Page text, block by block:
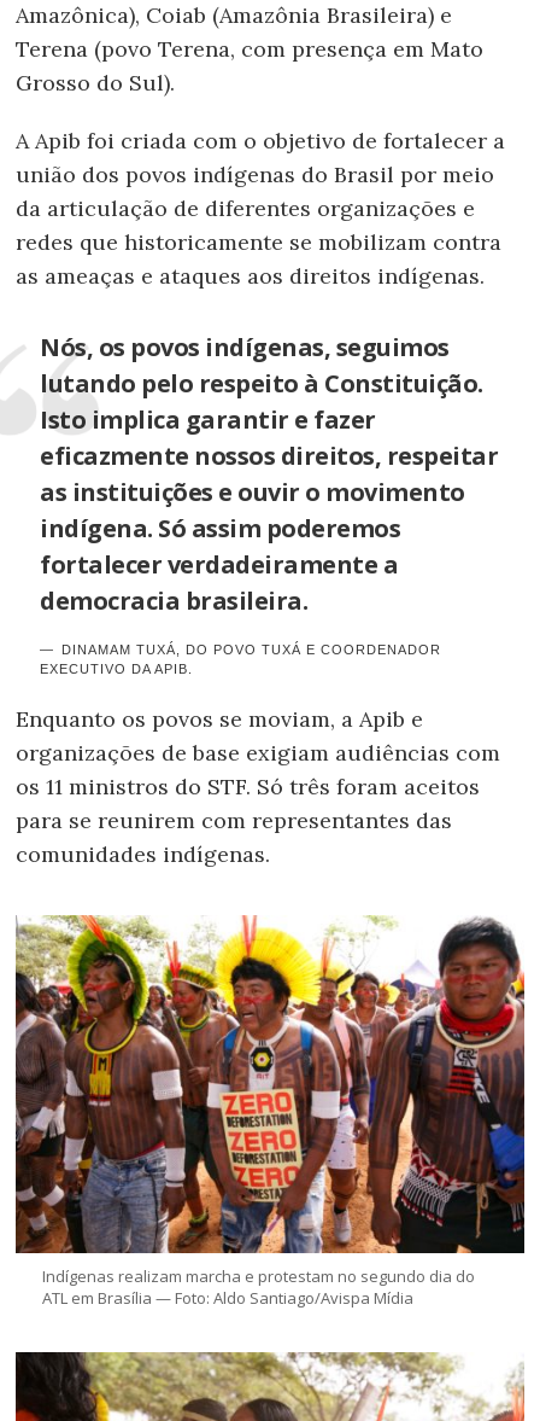
Amazônica), Coiab (Amazônia Brasileira) e
Terena (povo Terena, com presença em Mato
Grosso do Sul).
A Apib foi criada com o objetivo de fortalecer a
união dos povos indígenas do Brasil por meio
da articulação de diferentes organizações e
redes que historicamente se mobilizam contra
as ameaças e ataques aos direitos indígenas.
Nós, os povos indígenas, seguimos
lutando pelo respeito à Constituição.
Isto implica garantir e fazer
eficazmente nossos direitos, respeitar
as instituições e ouvir o movimento
indígena. Só assim poderemos
fortalecer verdadeiramente a
democracia brasileira.
DINAMAM TUXÁ, DO POVO TUXÁ E COORDENADOR
EXECUTIVO DA APIB.
Enquanto os povos se moviam, a Apib e
organizações de base exigiam audiências com
os 11 ministros do STF. Só três foram aceitos
para se reunirem com representantes das
comunidades indígenas.
Indígenas realizam marcha e protestam no segundo dia do
ATL em Brasília — Foto: Aldo Santiago/Avispa Mídia